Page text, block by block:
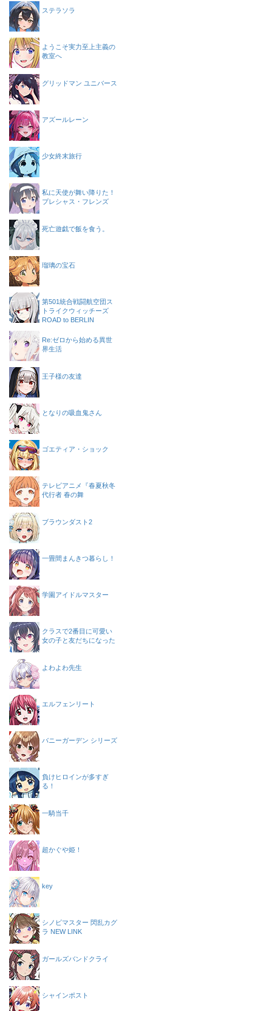
ステラソラ
ようこそ実力至上主義の
教室へ
グリッドマン ユニバース
アズールレーン
少女終末旅行
私に天使が舞い降りた！
プレシャス・フレンズ
死亡遊戯で飯を食う。
瑠璃の宝石
第501統合戦闘航空団ス
トライクウィッチーズ
ROAD to BERLIN
Re:ゼロから始める異世
界生活
王子様の友達
となりの吸血鬼さん
ゴエティア・ショック
テレビアニメ『春夏秋冬
代行者 春の舞
ブラウンダスト2
一畳間まんきつ暮らし！
学園アイドルマスター
クラスで2番目に可愛い
女の子と友だちになった
よわよわ先生
エルフェンリート
バニーガーデン シリーズ
負けヒロインが多すぎ
る！
一騎当千
超かぐや姫！
key
シノビマスター 閃乱カグ
ラ NEW LINK
ガールズバンドクライ
シャインポスト